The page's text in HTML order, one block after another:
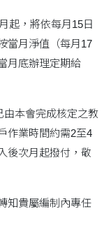
起，將依每月15日
當月淨值（每月17
月底辦理定期給
由本會完成核定之教
作業時間約需2至4
後次月起撥付，敬
知貴屬編制內專任